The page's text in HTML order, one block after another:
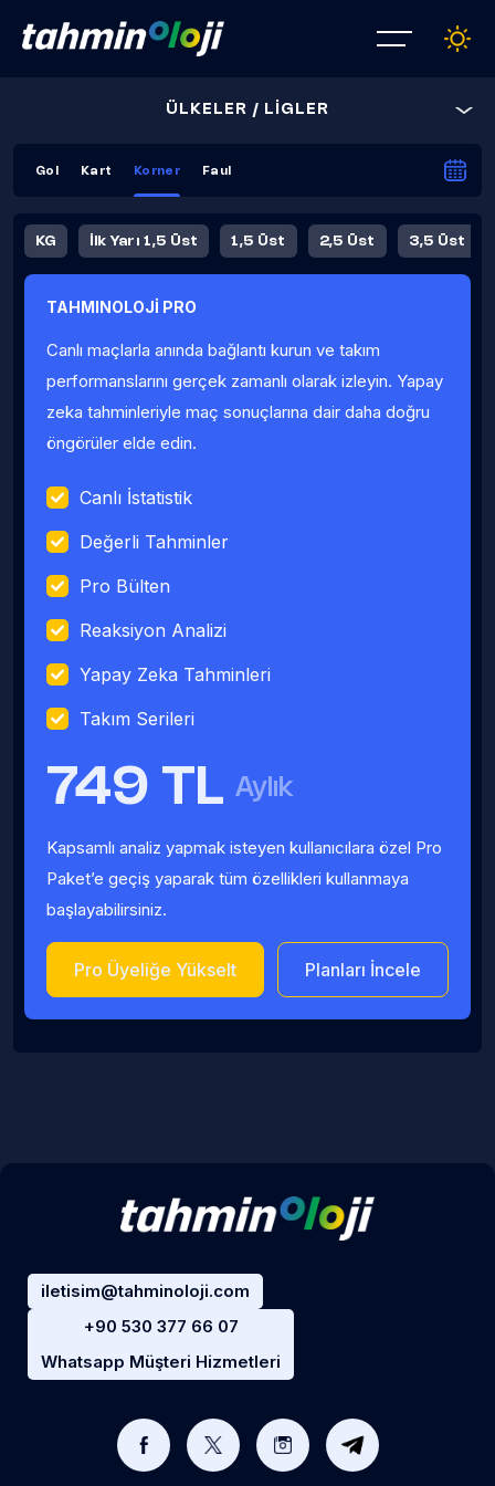
ÜLKELER / LİGLER
Gol Kart Korner Faul
KG İlk Yarı 1,5 Üst 1,5 Üst 2,5 Üst 3,5 Üst
Fauller Ortalama
TAHMINOLOJİ PRO
Canlı maçlarla anında bağlantı kurun ve takım
performanslarını gerçek zamanlı olarak izleyin. Yapay
zeka tahminleriyle maç sonuçlarına dair daha doğru
öngörüler elde edin.
Canlı İstatistik
Değerli Tahminler
Pro Bülten
Reaksiyon Analizi
Yapay Zeka Tahminleri
Takım Serileri
749 TL Aylık
Kapsamlı analiz yapmak isteyen kullanıcılara özel Pro
Paket’e geçiş yaparak tüm özellikleri kullanmaya
başlayabilirsiniz.
Pro Üyeliğe Yükselt Planları İncele
iletisim@tahminoloji.com
+90 530 377 66 07
Whatsapp Müşteri Hizmetleri